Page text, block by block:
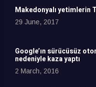
Makedonyalı yetimlerin
29 June, 2017
Google’ın sürücüsüz
nedeniyle kaza yaptı
2 March, 2016